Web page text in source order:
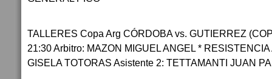
TALLERES Copa Arg CÓRDOBA vs. GUTIERREZ
21:30 Arbitro: MAZON MIGUEL ANGEL *
GISELA TOTORAS Asistente 2: TETTAMANTI JUAN